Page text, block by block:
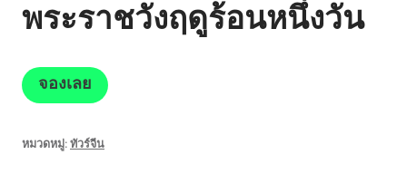
พระราชวังฤดูร้อนหนึ่งวัน
จองเลย
หมวดหมู่:ทัวร์จีน